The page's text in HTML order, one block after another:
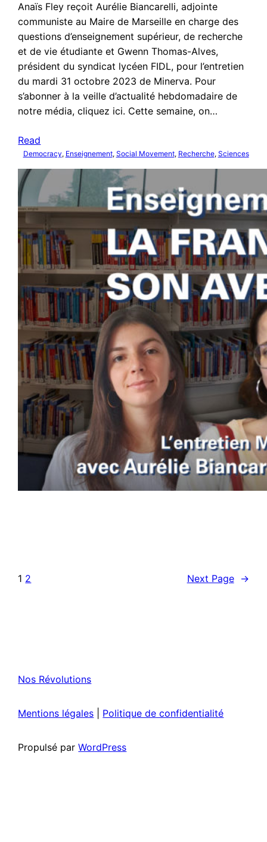
Anaïs Fley reçoit Aurélie Biancarelli, adjointe
communiste au Maire de Marseille en charge des
questions d’enseignement supérieur, de recherche
et de vie étudiante et Gwenn Thomas-Alves,
président du syndicat lycéen FIDL, pour l’entretien
du mardi 31 octobre 2023 de Minerva. Pour
s’abonner à la veille d’actualité hebdomadaire de
notre média, cliquez ici. Cette semaine, on…
Read
Democracy, Enseignement, Social Movement, Recherche, Sciences
1 2 Next Page →
Nos Révolutions
Mentions légales Politique de confidentialité
Propulsé parWordPress